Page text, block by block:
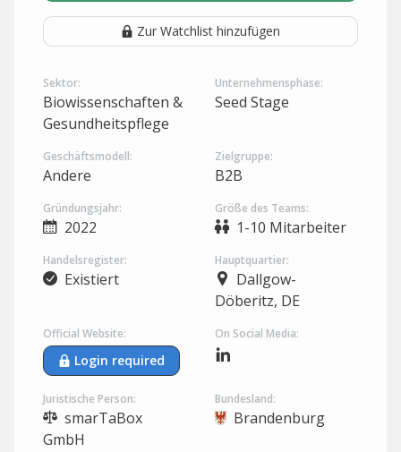
Zur Watchlist hinzufügen
Sektor:
Biowissenschaften &
Gesundheitspflege
Unternehmensphase:
Seed Stage
Geschäftsmodell:
Andere
Zielgruppe:
B2B
Gründungsjahr:
2022
Größe des Teams:
1-10 Mitarbeiter
Handelsregister:
Existiert
Hauptquartier:
Dallgow-
Döberitz, DE
Official Website:
Login required
On Social Media:
Juristische Person:
smarTaBox
GmbH
Bundesland:
Brandenburg